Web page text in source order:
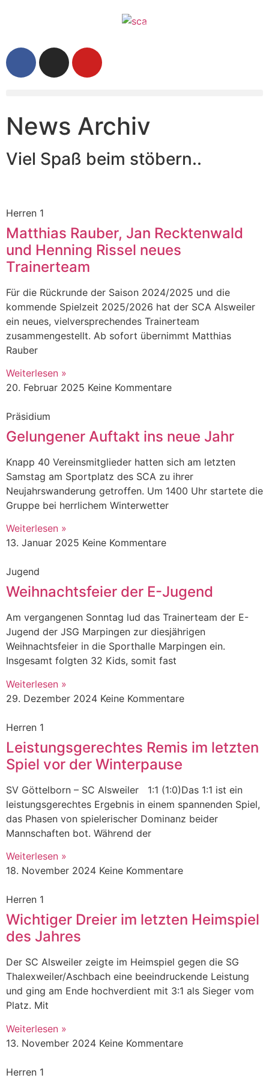
News Archiv
Viel Spaß beim stöbern..
Herren 1
Matthias Rauber, Jan Recktenwald
und Henning Rissel neues
Trainerteam
Für die Rückrunde der Saison 2024/2025 und die
kommende Spielzeit 2025/2026 hat der SCA Alsweiler
ein neues, vielversprechendes Trainerteam
zusammengestellt. Ab sofort übernimmt Matthias
Rauber
Weiterlesen »
20. Februar 2025 Keine Kommentare
Präsidium
Gelungener Auftakt ins neue Jahr
Knapp 40 Vereinsmitglieder hatten sich am letzten
Samstag am Sportplatz des SCA zu ihrer
Neujahrswanderung getroffen. Um 1400 Uhr startete die
Gruppe bei herrlichem Winterwetter
Weiterlesen »
13. Januar 2025 Keine Kommentare
Jugend
Weihnachtsfeier der E-Jugend
Am vergangenen Sonntag lud das Trainerteam der E-
Jugend der JSG Marpingen zur diesjährigen
Weihnachtsfeier in die Sporthalle Marpingen ein.
Insgesamt folgten 32 Kids, somit fast
Weiterlesen »
29. Dezember 2024 Keine Kommentare
Herren 1
Leistungsgerechtes Remis im letzten
Spiel vor der Winterpause
SV Göttelborn – SC Alsweiler 1:1 (1:0)Das 1:1 ist ein
leistungsgerechtes Ergebnis in einem spannenden Spiel,
das Phasen von spielerischer Dominanz beider
Mannschaften bot. Während der
Weiterlesen »
18. November 2024 Keine Kommentare
Herren 1
Wichtiger Dreier im letzten Heimspiel
des Jahres
Der SC Alsweiler zeigte im Heimspiel gegen die SG
Thalexweiler/Aschbach eine beeindruckende Leistung
und ging am Ende hochverdient mit 3:1 als Sieger vom
Platz. Mit
Weiterlesen »
13. November 2024 Keine Kommentare
Herren 1